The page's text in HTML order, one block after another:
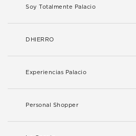
Soy Totalmente Palacio
DHIERRO
Experiencias Palacio
Personal Shopper